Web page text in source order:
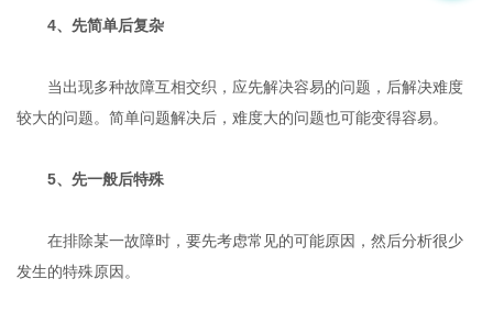
4、先简单后复杂
当出现多种故障互相交织，应先解决容易的问题，后解决难度
较大的问题。简单问题解决后，难度大的问题也可能变得容易。
5、先一般后特殊
在排除某一故障时，要先考虑常见的可能原因，然后分析很少
发生的特殊原因。